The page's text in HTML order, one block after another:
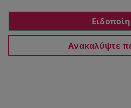
Ανακαλύψτε